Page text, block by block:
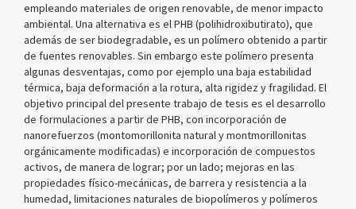
empleando materiales de origen renovable, de menor impacto
ambiental. Una alternativa es el PHB (polihidroxibutirato), que
además de ser biodegradable, es un polímero obtenido a partir
de fuentes renovables. Sin embargo este polímero presenta
algunas desventajas, como por ejemplo una baja estabilidad
térmica, baja deformación a la rotura, alta rigidez y fragilidad. El
objetivo principal del presente trabajo de tesis es el desarrollo
de formulaciones a partir de PHB, con incorporación de
nanorefuerzos (montomorillonita natural y montmorillonitas
orgánicamente modificadas) e incorporación de compuestos
activos, de manera de lograr; por un lado; mejoras en las
propiedades físico-mecánicas, de barrera y resistencia a la
humedad, limitaciones naturales de biopolímeros y polímeros